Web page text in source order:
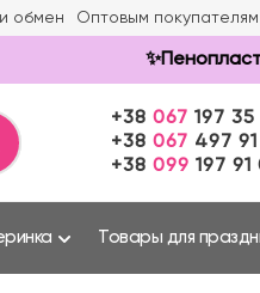
обмен Оптовым покупателям
+38 067 197
+38 067 497
+38 099 197 91
Товары для